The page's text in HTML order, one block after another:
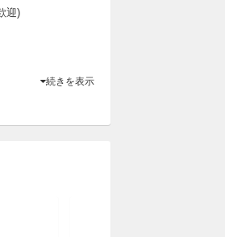
迎)
続きを表示